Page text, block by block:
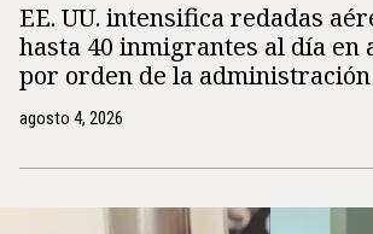
EE. UU. intensifica redadas
hasta 40 inmigrantes al día en
por orden de la
agosto 4, 2026